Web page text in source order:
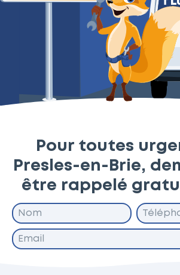
Pour toutes
Presles-en-Brie,
être rappelé